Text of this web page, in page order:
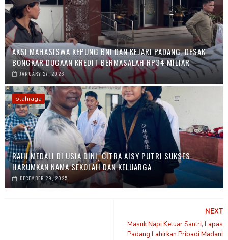
AKSI MAHASISWA KEPUNG BNI DAN KEJARI PADANG, DESAK
BONGKAR DUGAAN KREDIT BERMASALAH RP34 MILIAR
JANUARY 27, 2026
olahraga
RAIH MEDALI DI USIA DINI, CITRA AISY PUTRI SUKSES
HARUMKAN NAMA SEKOLAH DAN KELUARGA
DECEMBER 29, 2025
NEXT
Masuk Napi Keluar Santri, Lapas
Padang Lahirkan Pribadi Madani